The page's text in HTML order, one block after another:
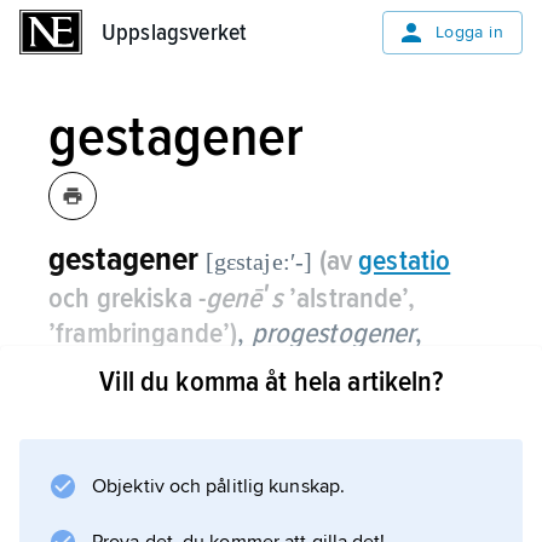
Uppslagsverket Logga in
gestagener
gestagener [gɛstaje:ʹ-] (avgestatio
och grekiska -genēʹs’alstrande’,
’frambringande’), progestogener,
syntetiskt tillverkade hormoner som har
som bildas i äggstocken efter
ägglossningen.
Vill du komma åt hela artikeln?
Objektiv och pålitlig kunskap.